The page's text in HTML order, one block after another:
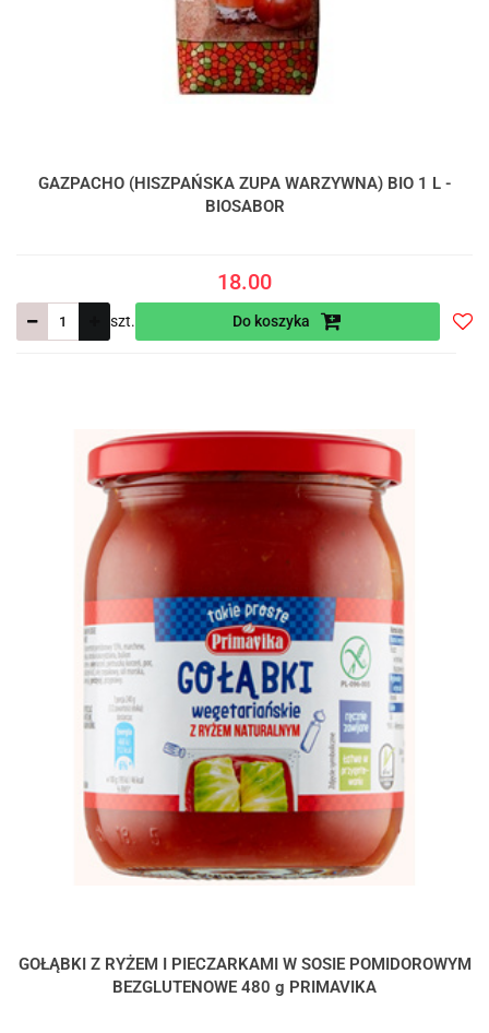
GAZPACHO (HISZPAŃSKA ZUPA WARZYWNA) BIO 1 L -
BIOSABOR
18.00
szt. Do koszyka
GOŁĄBKI Z RYŻEM I PIECZARKAMI W SOSIE POMIDOROWYM
BEZGLUTENOWE 480 g PRIMAVIKA